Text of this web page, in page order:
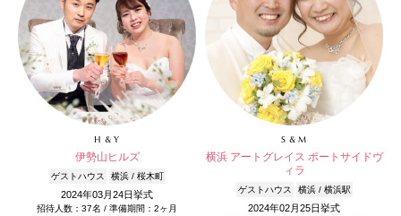
H & Y
伊勢山ヒルズ
ゲストハウス 横浜 / 桜木町
2024年03月24日挙式
招待人数：37名 / 準備期間：2ヶ月
S & M
横浜 アートグレイス ポートサイドヴ
ィラ
ゲストハウス 横浜 / 横浜駅
2024年02月25日挙式